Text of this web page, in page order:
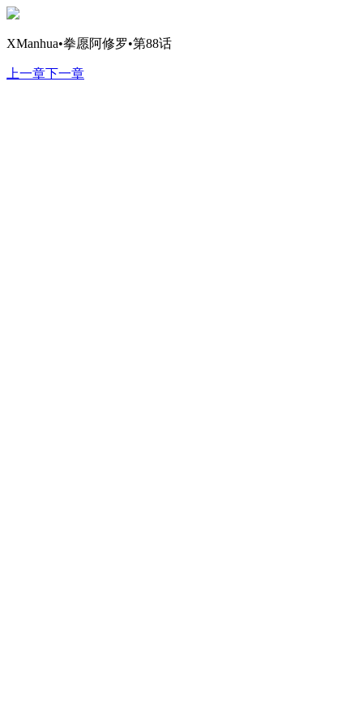
XManhua•拳愿阿修罗•第88话
上一章下一章